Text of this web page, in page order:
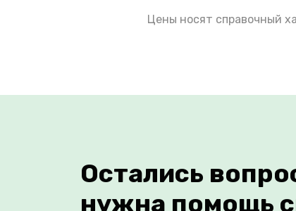
Цены носят справочный
Остались
нужна помощь